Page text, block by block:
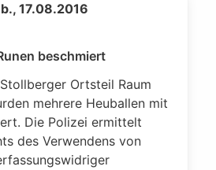
17.08.2016
beschmiert
Ortsteil Raum
mehrere Heuballen mit
Die Polizei ermittelt
des Verwendens von